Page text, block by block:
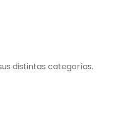
distintas categorías.